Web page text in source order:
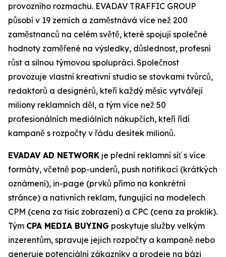
provozního rozmachu. EVADAV TRAFFIC GROUP
působí v 19 zemích a zaměstnává více než 200
zaměstnanců na celém světě, které spojují společné
hodnoty zaměřené na výsledky, důslednost, profesní
růst a silnou týmovou spolupráci. Společnost
provozuje vlastní kreativní studio se stovkami tvůrců,
redaktorů a designérů, kteří každý měsíc vytvářejí
miliony reklamních děl, a tým více než 50
profesionálních mediálních nákupčích, kteří řídí
kampaně s rozpočty v řádu desítek milionů.
EVADAV AD NETWORK je přední reklamní síť s více
formáty, včetně pop-underů, push notifikací (krátkých
oznámení), in-page (prvků přímo na konkrétní
stránce) a nativních reklam, fungující na modelech
CPM (cena za tisíc zobrazení) a CPC (cena za proklik).
Tým CPA MEDIA BUYING poskytuje služby velkým
inzerentům, spravuje jejich rozpočty a kampaně nebo
generuje potenciální zákazníky a prodeje na bázi